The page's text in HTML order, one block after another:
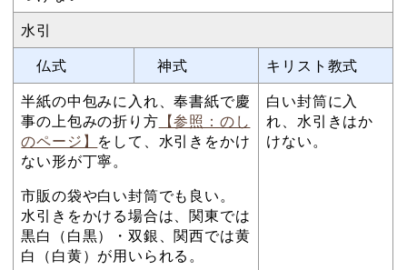
水引
仏式
神式
キリスト教式
半紙の中包みに入れ、奉書紙で慶
事の上包みの折り方 【参照：のし
のページ】 をして、水引きをかけ
ない形が丁寧。
市販の袋や白い封筒でも良い。
水引きをかける場合は、関東では
黒白（白黒）・双銀、関西では黄
白（白黄）が用いられる。
白い封筒に入
れ、水引きはか
けない。